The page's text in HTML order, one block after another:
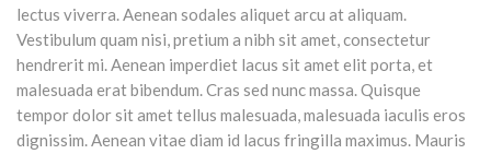
lectus viverra. Aenean sodales aliquet arcu at aliquam.
Vestibulum quam nisi, pretium a nibh sit amet, consectetur
hendrerit mi. Aenean imperdiet lacus sit amet elit porta, et
malesuada erat bibendum. Cras sed nunc massa. Quisque
tempor dolor sit amet tellus malesuada, malesuada iaculis eros
dignissim. Aenean vitae diam id lacus fringilla maximus. Mauris